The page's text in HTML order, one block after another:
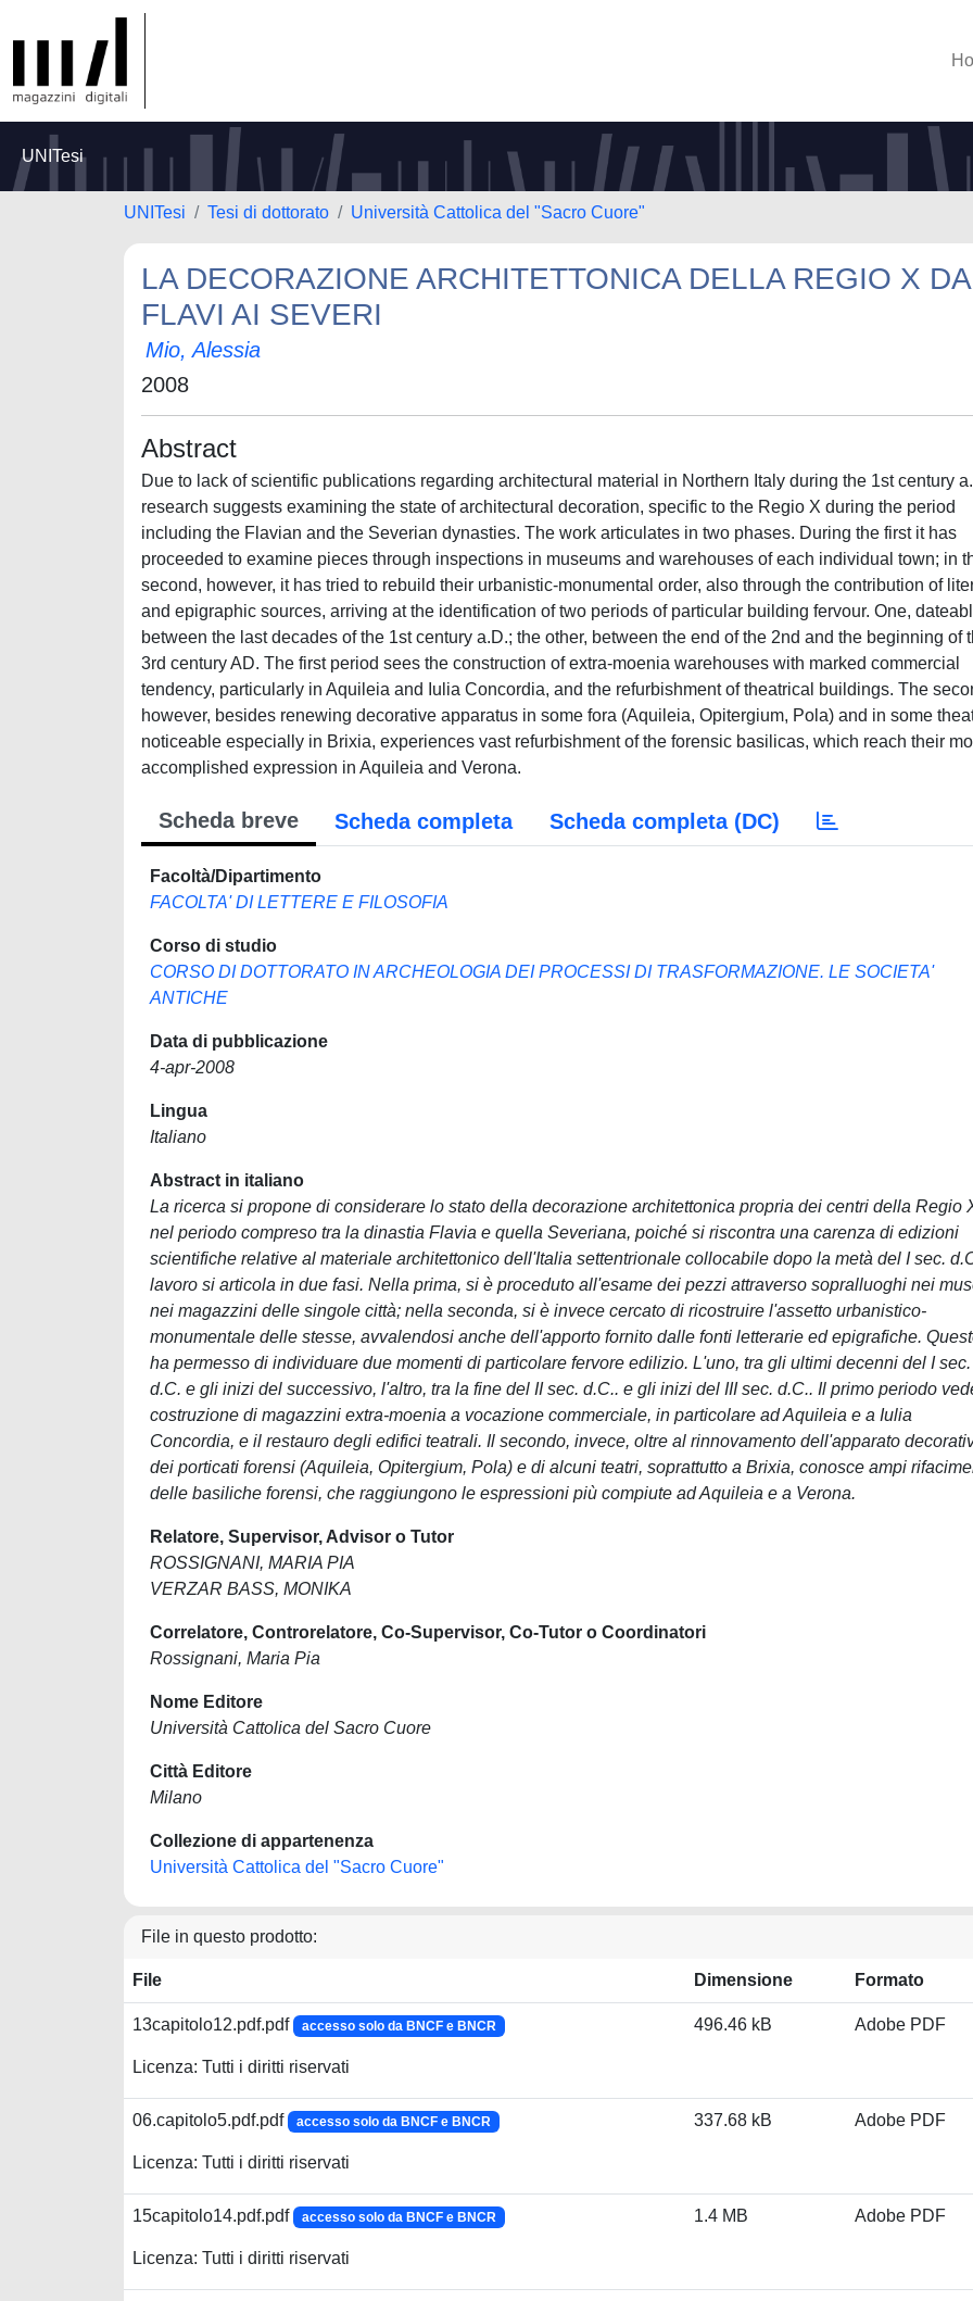
UNITesi
UNITesi Tesi di dottorato Università Cattolica del "Sacro Cuore"
LA DECORAZIONE ARCHITETTONICA DELLA REGIO X
FLAVI AI SEVERI
Mio, Alessia
2008
Abstract
Due to lack of scientific publications regarding architectural material in Northern Italy during the 1st century
research suggests examining the state of architectural decoration, specific to the Regio X during the period
including the Flavian and the Severian dynasties. The work articulates in two phases. During the first it has
proceeded to examine pieces through inspections in museums and warehouses of each individual town; in
second, however, it has tried to rebuild their urbanistic-monumental order, also through the contribution of
and epigraphic sources, arriving at the identification of two periods of particular building fervour. One,
between the last decades of the 1st century a.D.; the other, between the end of the 2nd and the beginning of
3rd century AD. The first period sees the construction of extra-moenia warehouses with marked commercial
tendency, particularly in Aquileia and Iulia Concordia, and the refurbishment of theatrical buildings. The
however, besides renewing decorative apparatus in some fora (Aquileia, Opitergium, Pola) and in some
noticeable especially in Brixia, experiences vast refurbishment of the forensic basilicas, which reach their
accomplished expression in Aquileia and Verona.
Scheda breve Scheda completa Scheda completa (DC)
Facoltà/Dipartimento
FACOLTA' DI LETTERE E FILOSOFIA
Corso di studio
CORSO DI DOTTORATO IN ARCHEOLOGIA DEI PROCESSI DI TRASFORMAZIONE. LE SOCIETA'
ANTICHE
Data di pubblicazione
4-apr-2008
Lingua
Italiano
Abstract in italiano
La ricerca si propone di considerare lo stato della decorazione architettonica propria dei centri della Regio
nel periodo compreso tra la dinastia Flavia e quella Severiana, poiché si riscontra una carenza di edizioni
scientifiche relative al materiale architettonico dell'Italia settentrionale collocabile dopo la metà del I sec.
lavoro si articola in due fasi. Nella prima, si è proceduto all'esame dei pezzi attraverso sopralluoghi nei
nei magazzini delle singole città; nella seconda, si è invece cercato di ricostruire l'assetto urbanistico-
monumentale delle stesse, avvalendosi anche dell'apporto fornito dalle fonti letterarie ed epigrafiche.
ha permesso di individuare due momenti di particolare fervore edilizio. L'uno, tra gli ultimi decenni del I sec.
d.C. e gli inizi del successivo, l'altro, tra la fine del II sec. d.C.. e gli inizi del III sec. d.C.. Il primo periodo
costruzione di magazzini extra-moenia a vocazione commerciale, in particolare ad Aquileia e a Iulia
Concordia, e il restauro degli edifici teatrali. Il secondo, invece, oltre al rinnovamento dell'apparato
dei porticati forensi (Aquileia, Opitergium, Pola) e di alcuni teatri, soprattutto a Brixia, conosce ampi
delle basiliche forensi, che raggiungono le espressioni più compiute ad Aquileia e a Verona.
Relatore, Supervisor, Advisor o Tutor
ROSSIGNANI, MARIA PIA
VERZAR BASS, MONIKA
Correlatore, Controrelatore, Co-Supervisor, Co-Tutor o Coordinatori
Rossignani, Maria Pia
Nome Editore
Università Cattolica del Sacro Cuore
Città Editore
Milano
Collezione di appartenenza
Università Cattolica del "Sacro Cuore"
File in questo prodotto:
File Dimensione Formato
13capitolo12.pdf.pdf accesso solo da BNCF e BNCR
Licenza: Tutti i diritti riservati
496.46 kB Adobe PDF
06.capitolo5.pdf.pdf accesso solo da BNCF e BNCR
Licenza: Tutti i diritti riservati
337.68 kB Adobe PDF
15capitolo14.pdf.pdf accesso solo da BNCF e BNCR
Licenza: Tutti i diritti riservati
1.4 MB Adobe PDF